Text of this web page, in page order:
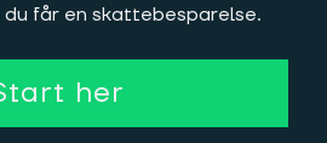
du får en skattebesparelse.
her